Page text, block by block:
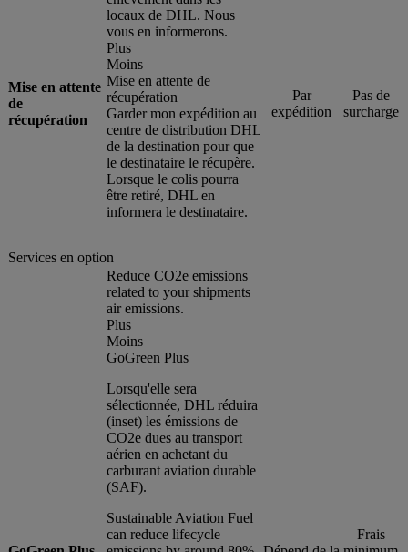
Mise en attente
de
récupération
locaux de DHL. Nous
vous en informerons.
Plus
Moins
Mise en attente de
récupération
Garder mon expédition au
centre de distribution DHL
de la destination pour que
le destinataire le récupère.
Lorsque le colis pourra
être retiré, DHL en
informera le destinataire.
Par
expédition
Pas de
surcharge
Services en option
Reduce CO2e emissions
related to your shipments
air emissions.
Plus
Moins
GoGreen Plus
Lorsqu'elle sera
sélectionnée, DHL réduira
(inset) les émissions de
CO2e dues au transport
aérien en achetant du
carburant aviation durable
(SAF).
Sustainable Aviation Fuel
can reduce lifecycle
Frais